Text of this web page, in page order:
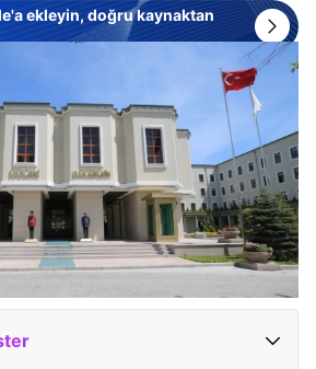
ekleyin, doğru kaynaktan